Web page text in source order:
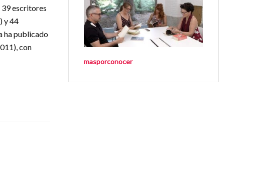
39 escritores
y 44
ha publicado
con
masporconocer